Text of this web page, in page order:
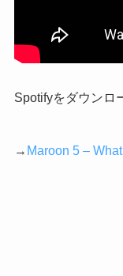
Spotifyをダウンロ
→ Maroon 5 –